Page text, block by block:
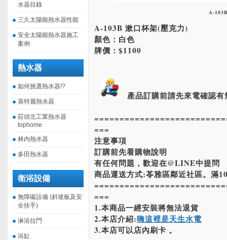
水器目錄
三久太陽能熱水器性能
安全太陽能熱水器施工
案例
熱水器
如何挑選熱水器!?
喜特麗熱水器
莊頭北工業熱水器
tophome
林內熱水器
多田熱水器
衛浴設備
無障礙設備 (斜坡板及安
全扶手)
淋浴拉門
浴缸
A-103B
A-103B 漱口杯架(壓克力)
顏色：白色
牌價：$1100
產品訂購前請先來電確認有
===
注意事項
訂購前先看購物說明
有任何問題，歡迎在@LINE中提問
商品運送方式:苓雅區鄰近社區。滿
===
1.本商品一經安裝將無法退貨
2.本店介紹:嗨這裡是天生水電
3.本店可以店內刷卡 。